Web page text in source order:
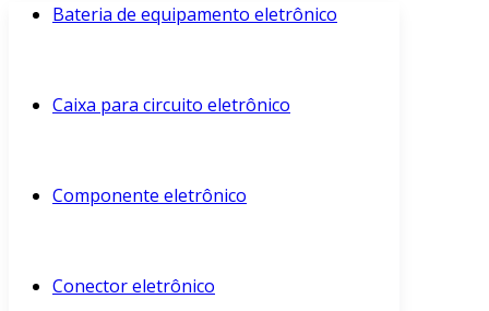
Bateria de equipamento eletrônico
Caixa para circuito eletrônico
Componente eletrônico
Conector eletrônico